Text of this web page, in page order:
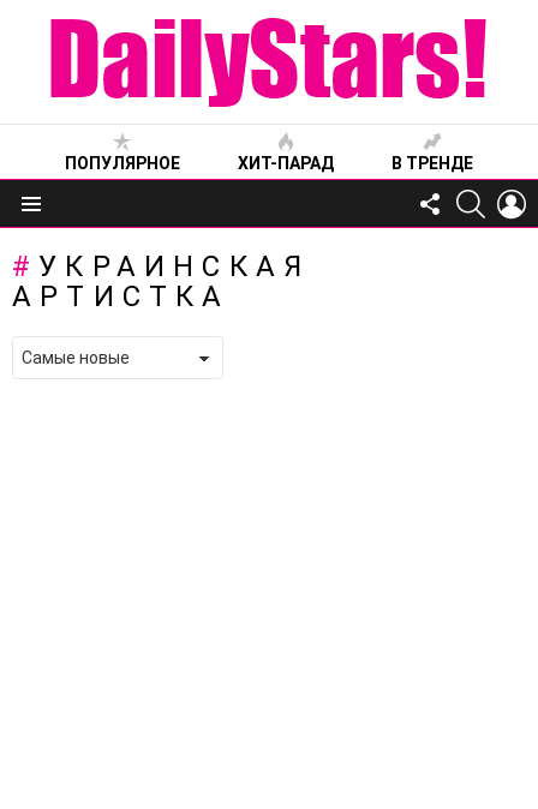
ПОПУЛЯРНОЕ ХИТ-ПАРАД В ТРЕНДЕ
Меню
FOLLOW
US
УКРАИНСКАЯ
АРТИСТКА